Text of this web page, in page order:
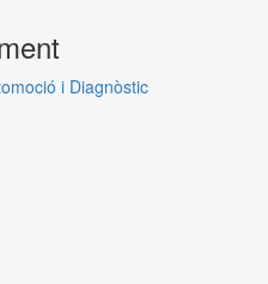
i Diagnòstic